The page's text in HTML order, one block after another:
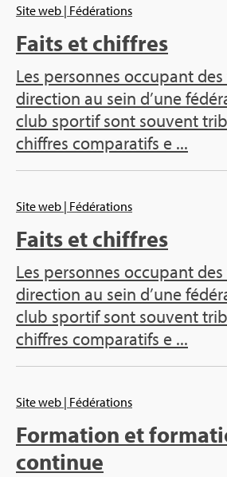
Site web | Fédérations
Faits et chiffres
Les personnes occupant
direction au sein d’une
club sportif sont souvent
chiffres comparatifs e ...
Site web | Fédérations
Faits et chiffres
Les personnes occupant
direction au sein d’une
club sportif sont souvent
chiffres comparatifs e ...
Site web | Fédérations
Formation et
continue